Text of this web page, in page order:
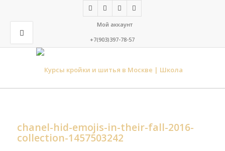
Мой аккаунт
+7(903)397-78-57
chanel-hid-emojis-in-their-fall-2016-
collection-1457503242